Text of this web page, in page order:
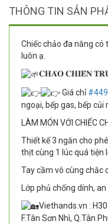
THÔNG TIN SẢN
Chiếc chảo đa năng có
luôn ạ.
𝐂𝐇𝐀̉𝐎 𝐂𝐇𝐈𝐄̂𝐍
Giá chỉ
ngoại, bếp gas, bếp củi
LÀM MÓN VỚI CHIẾC
Thiết kế 3 ngăn cho
thịt cùng 1 lúc quá tiện
Tay cầm vô cùng chắc
Lớp phủ chống dính,
Viethands.vn :
F.Tân Sơn Nhì, Q.Tân